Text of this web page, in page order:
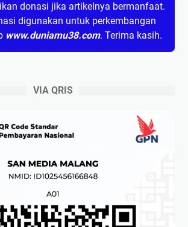
donasi jika artikelnya bermanfaat.
digunakan untuk perkembangan
www.duniamu38.com. Terima kasih.
VIA QRIS